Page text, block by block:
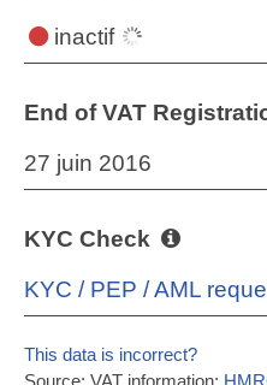
inactif
End of VAT
27 juin 2016
KYC Check
KYC / PEP / AML
This data is incorrect?
Source: VAT information: